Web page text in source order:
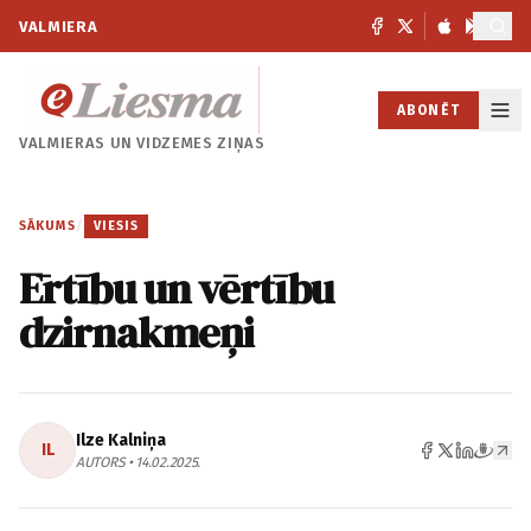
VALMIERA
VALMIERAS UNVIDZEMES ZIŅAS
ABONĒT
SĀKUMS / VIESIS
Ērtību un vērtību
dzirnakmeņi
IL Ilze Kalniņa
AUTORS • 14.02.2025.